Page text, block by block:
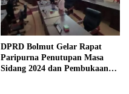
DPRD Bolmut Gelar Rapat
Paripurna Penutupan Masa
Sidang 2024 dan Pembukaan